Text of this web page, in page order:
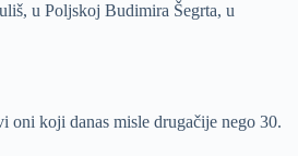
u Poljskoj Budimira Šegrta, u
oni koji danas misle drugačije nego 30.